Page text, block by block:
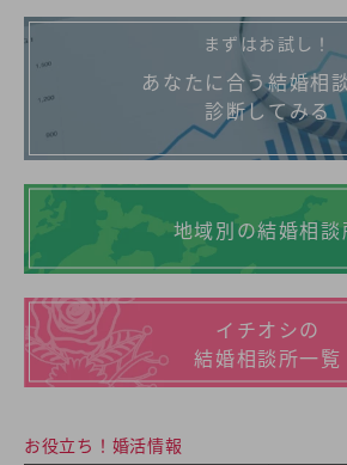
まずはお試し！
あなたに合う結婚相
診断してみる
地域別の結婚相談
イチオシの
結婚相談所一覧
お役立ち！婚活情報